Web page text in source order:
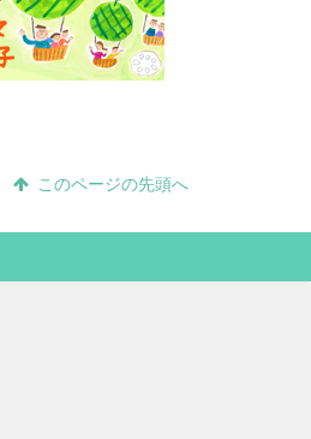
このページの先頭へ